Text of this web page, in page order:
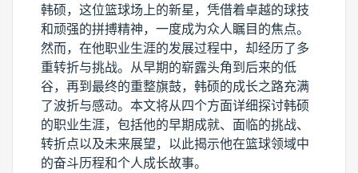
韩硕，这位篮球场上的新星，凭借着卓越的球技
和顽强的拼搏精神，一度成为众人瞩目的焦点。
然而，在他职业生涯的发展过程中，却经历了多
重转折与挑战。从早期的崭露头角到后来的低
谷，再到最终的重整旗鼓，韩硕的成长之路充满
了波折与感动。本文将从四个方面详细探讨韩硕
的职业生涯，包括他的早期成就、面临的挑战、
转折点以及未来展望，以此揭示他在篮球领域中
的奋斗历程和个人成长故事。